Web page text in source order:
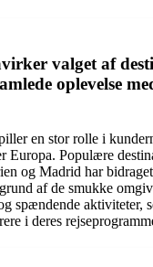
valget af
oplevelse
en stor rolle i
Europa. Populære
og Madrid har
af de smukke
spændende aktiviteter,
i deres